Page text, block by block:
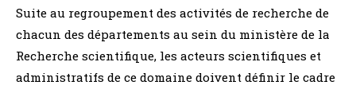
Suite au regroupement des activités de recherche de
chacun des départements au sein du ministère de la
Recherche scientifique, les acteurs scientifiques et
administratifs de ce domaine doivent définir le cadre